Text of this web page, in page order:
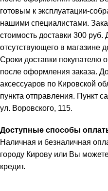
готовым к эксплуатации-
нашими специалистами.
стоимость доставки 300 руб.
отсутствующего в магазине
Сроки доставки покупателю
после оформления заказа.
аксессуаров по Кировской
пункта отправления. Пункт
ул. Воровского, 115.
Доступные способы
Наличная и безналичная
городу Кирову или Вы
кредит.